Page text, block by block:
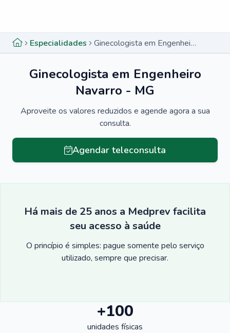
Especialidades Ginecologista em Engenheiro Navarro - MG
Ginecologista em Engenheiro
Navarro - MG
Aproveite os valores reduzidos e agende agora a sua
consulta.
Agendar teleconsulta
Há mais de 25 anos a Medprev facilita
seu acesso à saúde
O princípio é simples: pague somente pelo serviço
utilizado, sempre que precisar.
+100
unidades físicas